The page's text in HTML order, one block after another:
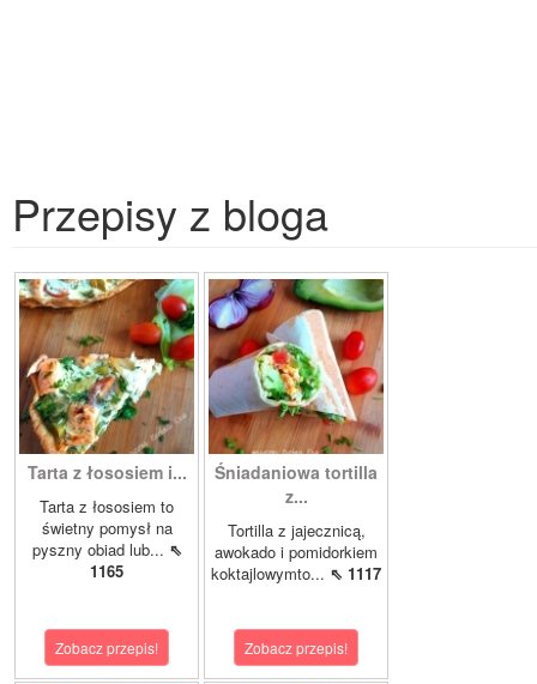
Przepisy z bloga
Tarta z łososiem i...
Tarta z łososiem to
świetny pomysł na
pyszny obiad lub... ⇖
1165
Zobacz przepis!
Śniadaniowa tortilla
z...
Tortilla z jajecznicą,
awokado i pomidorkiem
koktajlowymto... ⇖ 1117
Zobacz przepis!